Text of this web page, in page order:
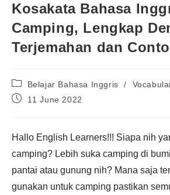
Kosakata Bahasa
Camping, Lengkap
Terjemahan dan
Post
category:
Belajar Bahasa Inggris /
Post11 June 2022
Hallo English Learners!!! Siapa nih
camping? Lebih suka camping di
pantai atau gunung nih? Mana saja
gunakan untuk camping pastikan